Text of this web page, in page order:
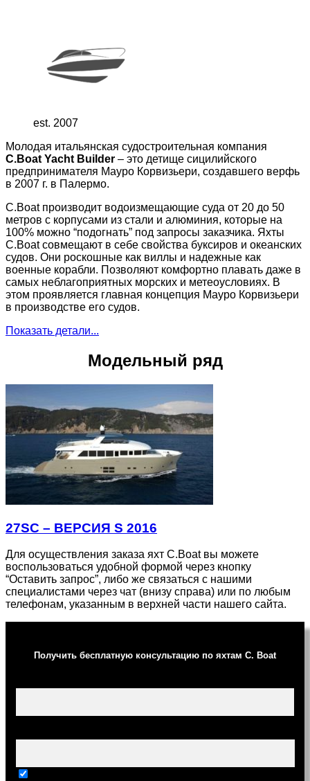
est. 2007
Молодая итальянская судостроительная компания
C.Boat Yacht Builder – это детище сицилийского
предпринимателя Мауро Корвизьери, создавшего верфь
в 2007 г. в Палермо.
C.Boat производит водоизмещающие суда от 20 до 50
метров с корпусами из стали и алюминия, которые на
100% можно “подогнать” под запросы заказчика. Яхты
C.Boat совмещают в себе свойства буксиров и океанских
судов. Они роскошные как виллы и надежные как
военные корабли. Позволяют комфортно плавать даже в
самых неблагоприятных морских и метеоусловиях. В
этом проявляется главная концепция Мауро Корвизьери
в производстве его судов.
Показать детали...
Модельный ряд
27SC – ВЕРСИЯ S 2016
Для осуществления заказа яхт C.Boat вы можете
воспользоваться удобной формой через кнопку
“Оставить запрос”, либо же связаться с нашими
специалистами через чат (внизу справа) или по любым
телефонам, указанным в верхней части нашего сайта.
Получить бесплатную консультацию по яхтам C. Boat